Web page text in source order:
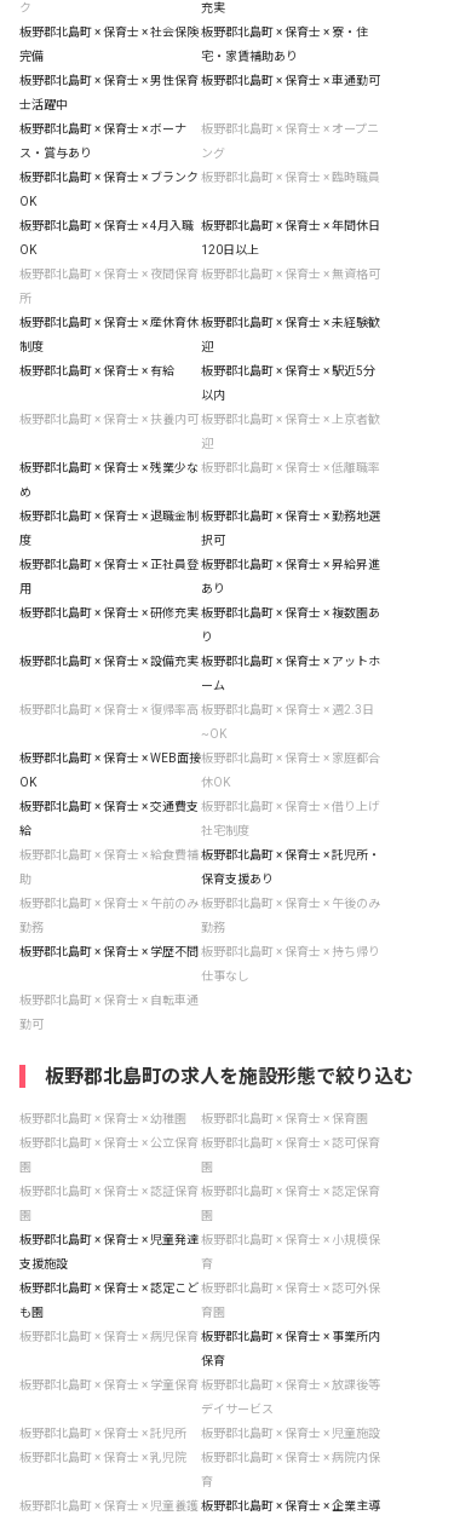
ク
充実
板野郡北島町 × 保育士 × 社会保険
完備
板野郡北島町 × 保育士 × 寮・住
宅・家賃補助あり
板野郡北島町 × 保育士 × 男性保育
士活躍中
板野郡北島町 × 保育士 × 車通勤可
板野郡北島町 × 保育士 × ボーナ
ス・賞与あり
板野郡北島町 × 保育士 × オープニ
ング
板野郡北島町 × 保育士 × ブランク
OK
板野郡北島町 × 保育士 × 臨時職員
板野郡北島町 × 保育士 × 4月入職
OK
板野郡北島町 × 保育士 × 年間休日
120日以上
板野郡北島町 × 保育士 × 夜間保育
所
板野郡北島町 × 保育士 × 無資格可
板野郡北島町 × 保育士 × 産休育休
制度
板野郡北島町 × 保育士 × 未経験歓
迎
板野郡北島町 × 保育士 × 有給
板野郡北島町 × 保育士 × 駅近5分
以内
板野郡北島町 × 保育士 × 扶養内可板野郡北島町 × 保育士 × 上京者歓
迎
板野郡北島町 × 保育士 × 残業少な
め
板野郡北島町 × 保育士 × 低離職率
板野郡北島町 × 保育士 × 退職金制
度
板野郡北島町 × 保育士 × 勤務地選
択可
板野郡北島町 × 保育士 × 正社員登
用
板野郡北島町 × 保育士 × 昇給昇進
あり
板野郡北島町 × 保育士 × 研修充実板野郡北島町 × 保育士 × 複数園あ
り
板野郡北島町 × 保育士 × 設備充実板野郡北島町 × 保育士 × アットホ
ーム
板野郡北島町 × 保育士 × 復帰率高 板野郡北島町 × 保育士 × 週2.3日
~OK
板野郡北島町 × 保育士 × WEB面接
OK
板野郡北島町 × 保育士 × 家庭都合
休OK
板野郡北島町 × 保育士 × 交通費支
給
板野郡北島町 × 保育士 × 借り上げ
社宅制度
板野郡北島町 × 保育士 × 給食費補
助
板野郡北島町 × 保育士 × 託児所・
保育支援あり
板野郡北島町 × 保育士 × 午前のみ
勤務
板野郡北島町 × 保育士 × 午後のみ
勤務
板野郡北島町 × 保育士 × 学歴不問 板野郡北島町 × 保育士 × 持ち帰り
仕事なし
板野郡北島町 × 保育士 × 自転車通
勤可
板野郡北島町の求人を施設形態で絞り込む
板野郡北島町 × 保育士 × 幼稚園
板野郡北島町 × 保育士 × 保育園
板野郡北島町 × 保育士 × 公立保育
園
板野郡北島町 × 保育士 × 認可保育
園
板野郡北島町 × 保育士 × 認証保育
園
板野郡北島町 × 保育士 × 認定保育
園
板野郡北島町 × 保育士 × 児童発達
支援施設
板野郡北島町 × 保育士 × 小規模保
育
板野郡北島町 × 保育士 × 認定こど
も園
板野郡北島町 × 保育士 × 認可外保
育園
板野郡北島町 × 保育士 × 病児保育 板野郡北島町 × 保育士 × 事業所内
保育
板野郡北島町 × 保育士 × 学童保育 板野郡北島町 × 保育士 × 放課後等
デイサービス
板野郡北島町 × 保育士 × 託児所
板野郡北島町 × 保育士 × 児童施設
板野郡北島町 × 保育士 × 乳児院
板野郡北島町 × 保育士 × 病院内保
育
板野郡北島町 × 保育士 × 児童養護板野郡北島町 × 保育士 × 企業主導